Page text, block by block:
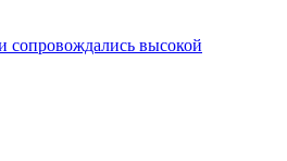
высокой